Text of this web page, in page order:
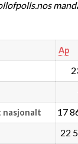
Ap
nasjonalt 17
22